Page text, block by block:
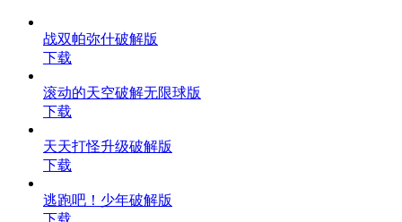
战双帕弥什破解版
下载
滚动的天空破解无限球版
下载
天天打怪升级破解版
下载
逃跑吧！少年破解版
下载